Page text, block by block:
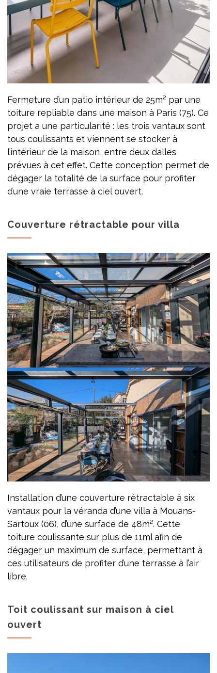
Fermeture d’un patio intérieur de 25m² par une
toiture repliable dans une maison à Paris (75). Ce
projet a une particularité : les trois vantaux sont
tous coulissants et viennent se stocker à
l’intérieur de la maison, entre deux dalles
prévues à cet effet. Cette conception permet de
dégager la totalité de la surface pour profiter
d’une vraie terrasse à ciel ouvert.
Couverture rétractable pour villa
Installation d’une couverture rétractable à six
vantaux pour la véranda d’une villa à Mouans-
Sartoux (06), d’une surface de 48m². Cette
toiture coulissante sur plus de 11ml afin de
dégager un maximum de surface, permettant à
ces utilisateurs de profiter d’une terrasse à l’air
libre.
Toit coulissant sur maison à ciel
ouvert